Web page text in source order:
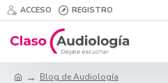
ACCESO REGISTRO
Blog de Audiología